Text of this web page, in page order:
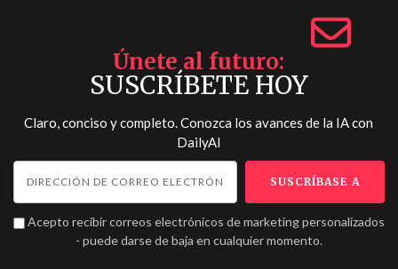
Únete al futuro
SUSCRÍBETE HOY
Claro, conciso y completo. Conozca los avances de la IA con
DailyAI
Acepto recibir correos electrónicos de marketing personalizados
- puede darse de baja en cualquier momento.